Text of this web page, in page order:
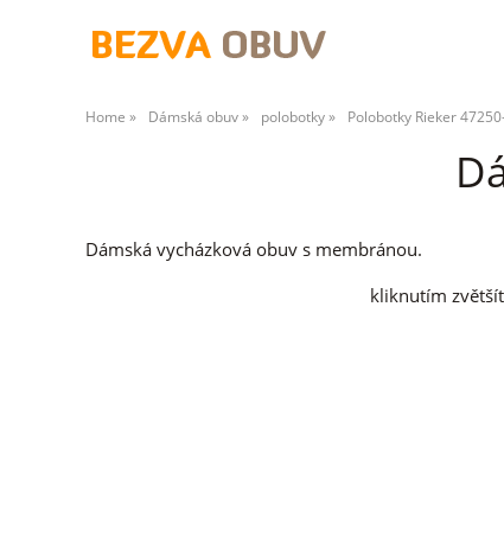
Home Dámská obuv polobotky Polobotky Rieker
Dámská vycházková obuv s membránou.
kliknutím